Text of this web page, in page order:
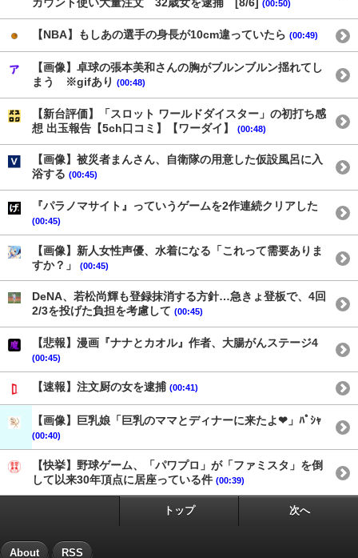
(00:50)
【NBA】もしあの選手の身長が10cm違っていたら (00:49)
【画像】卓球の張本美和さんの胸がブルンブルン揺れてし
まう ※gifあり (00:48)
【新台評価】「スロット ワールドダイスター」の初打ち感
想 出玉報告【5ch口コミ】【ワーダイ】
(00:48)
【画像】被災者まんさん、自衛隊の用意した仮設風呂に入
浴する (00:45)
『パラノマサイト』っていうゲームを2作連続クリアした
(00:45)
【画像】新人女性声優、水着になる「これって需要ありま
すか？」
(00:45)
DeNA、若松尚輝も登録抹消する方針…急きょ登板で、4回
2/3を投げた負担を考慮して (00:45)
【悲報】漫画『ナナとカオル』作者、大腸がんステージ4
(00:45)
【速報】注文厨の女を逮捕 (00:41)
【画像】巨乳娘「巨乳のママとディナーに来たよ❤」ﾊﾟｼｬ
(00:40)
【快挙】野球ゲーム、「パワプロ」が「ファミスタ」を倒
して以来30年頂点に居座っている件 (00:39)
トップ 次へ
About RSS